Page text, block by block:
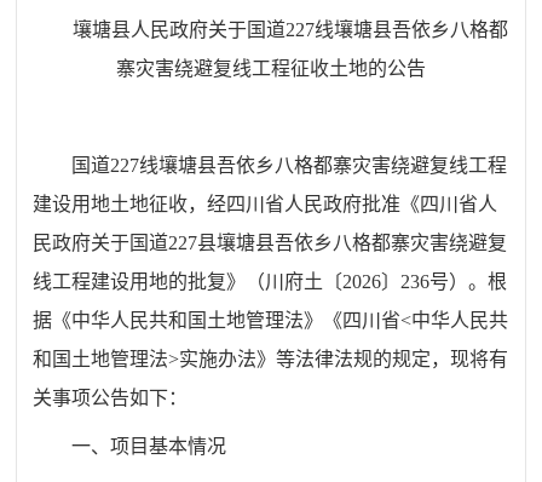
壤塘县人民政府关于国道227线壤塘县吾依乡八格都
寨灾害绕避复线工程征收土地的公告
国道227线壤塘县吾依乡八格都寨灾害绕避复线工程
建设用地土地征收，经四川省人民政府批准《四川省人
民政府关于国道227县壤塘县吾依乡八格都寨灾害绕避复
线工程建设用地的批复》（川府土〔2026〕 236号）。根
据《中华人民共和国土地管理法》《四川省<中华人民共
和国土地管理法>实施办法》等法律法规的规定，现将有
关事项公告如下：
一、项目基本情况